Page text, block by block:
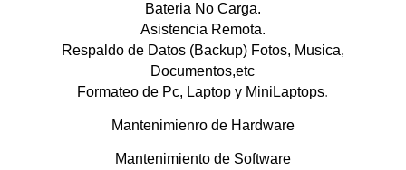
Bateria No Carga.
Asistencia Remota.
Respaldo de Datos (Backup) Fotos, Musica,
Documentos,etc
Formateo de Pc, Laptop y MiniLaptops.
Mantenimienro de Hardware
Mantenimiento de Software